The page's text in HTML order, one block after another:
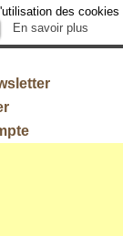
des cookies
En savoir plus